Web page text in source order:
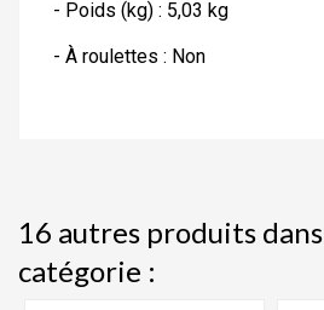
- Poids (kg) : 5,03 kg
- À roulettes : Non
16 autres produits
catégorie :